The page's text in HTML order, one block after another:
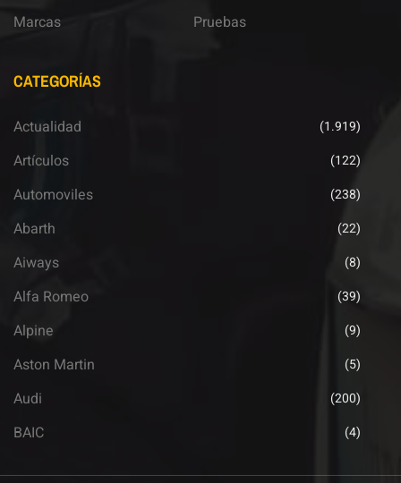
Marcas
Pruebas
CATEGORÍAS
Actualidad (1.919)
Artículos (122)
Automoviles (238)
Abarth (22)
Aiways (8)
Alfa Romeo (39)
Alpine (9)
Aston Martin (5)
Audi (200)
BAIC (4)